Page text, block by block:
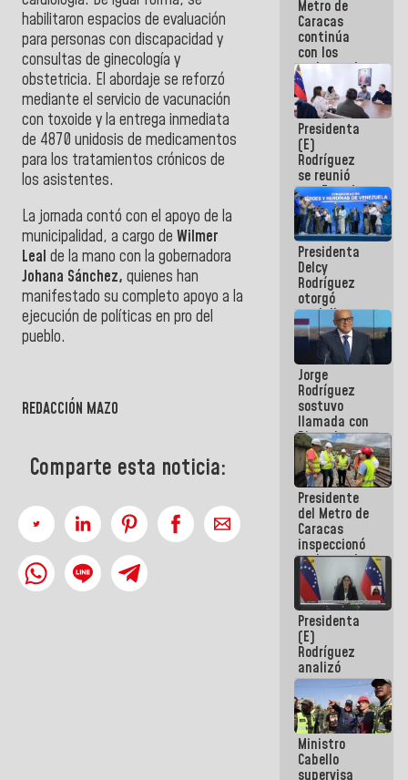
habilitaron espacios de evaluación
para personas con discapacidad y
consultas de ginecología y
obstetricia. El abordaje se reforzó
mediante el servicio de vacunación
con toxoide y la entrega inmediata
de 4870 unidosis de medicamentos
para los tratamientos crónicos de
los asistentes.
La jornada contó con el apoyo de la
municipalidad, a cargo de Wilmer
Leal de la mano con la gobernadora
Johana Sánchez, quienes han
manifestado su completo apoyo a la
ejecución de políticas en pro del
pueblo.
REDACCIÓN MAZO
Comparte esta noticia:
Metro de
Caracas
continúa
con los
trabajos de
mantenimiento
e inspección
en la Línea 2
Presidenta
(E)
Rodríguez
se reunió
con Estado
Mayor
Eléctrico
para
abordar
planes de
acción
Presidenta
Delcy
Rodríguez
otorgó
medalla
"Héroe de
Venezuela"
a servidores
públicos
Jorge
Rodríguez
sostuvo
llamada con
Dinorah
Figuera y
acuerdan
primer
encuentro
presencial
para el
diálogo
Presidente
del Metro de
Caracas
inspeccionó
trabajos de
rehabilitación
y
modernización
de la vía
férrea
Presidenta
(E)
Rodríguez
analizó
junto a
gobernadores
planes de
recuperación
del Sistema
Eléctrico
Ministro
Cabello
supervisa